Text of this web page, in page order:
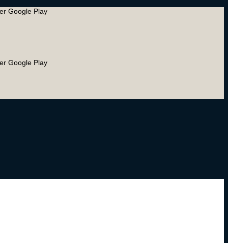
Google Play
Google Play